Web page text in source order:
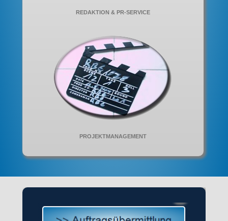
REDAKTION & PR-SERVICE
PROJEKTMANAGEMENT